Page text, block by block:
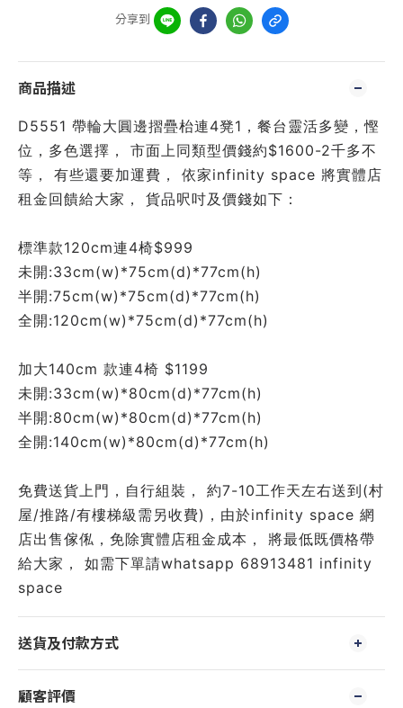
分享到
商品描述
D5551 帶輪大圓邊摺疊枱連4凳1，餐台靈活多變，慳
位，多色選擇， 市面上同類型價錢約$1600-2千多不
等， 有些還要加運費， 依家infinity space 將實體店
租金回饋給大家， 貨品呎吋及價錢如下：
標準款120cm連4椅$999
未開:33cm(w)*75cm(d)*77cm(h)
半開:75cm(w)*75cm(d)*77cm(h)
全開:120cm(w)*75cm(d)*77cm(h)
加大140cm 款連4椅 $1199
未開:33cm(w)*80cm(d)*77cm(h)
半開:80cm(w)*80cm(d)*77cm(h)
全開:140cm(w)*80cm(d)*77cm(h)
免費送貨上門，自行組裝， 約7-10工作天左右送到(村
屋/推路/有樓梯級需另收費)，由於infinity space 網
店出售傢俬，免除實體店租金成本， 將最低既價格帶
給大家， 如需下單請whatsapp 68913481 infinity
space
送貨及付款方式
顧客評價